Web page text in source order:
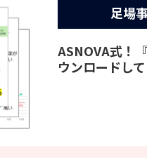
足場
ASNOVA式！
ウンロードし